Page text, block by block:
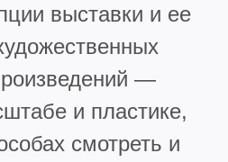
выставки и ее
—
и пластике,
смотреть и